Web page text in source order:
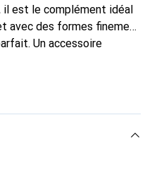
il est le complément idéal
avec des formes finement
Un accessoire
reconnue pour ses